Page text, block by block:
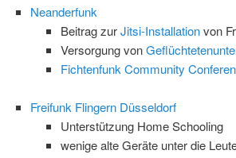
Neanderfunk
Beitrag zurJitsi-Installationvon
Versorgung von
Fichtenfunk Community
Freifunk Flingern Düsseldorf
Unterstützung Home Schooling
wenige alte Geräte unter die